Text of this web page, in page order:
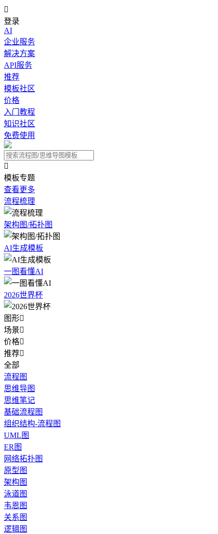

登录
AI
企业服务
解决方案
API服务
推荐
模板社区
价格
入门教程
知识社区
免费使用

模板专题
查看更多
流程梳理
架构图/拓扑图
AI生成模板
一图看懂AI
2026世界杯
图形
场景
价格
推荐
全部
流程图
思维导图
思维笔记
基础流程图
组织结构-流程图
UML图
ER图
网络拓扑图
原型图
架构图
泳道图
韦恩图
关系图
逻辑图